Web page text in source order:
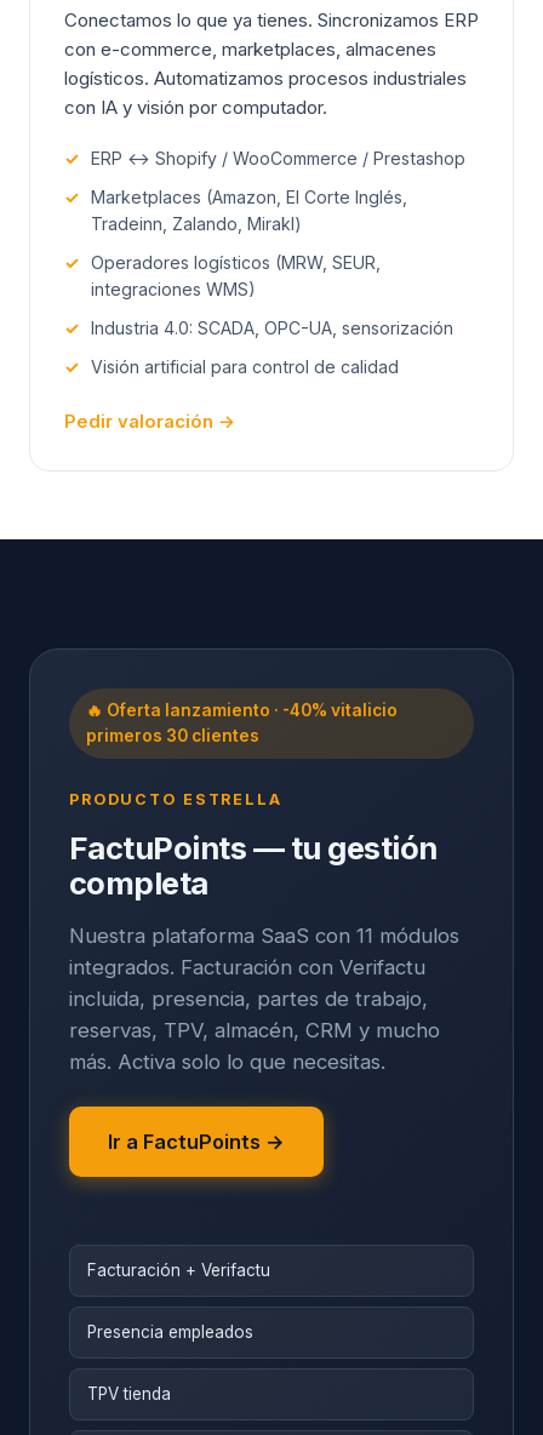
Conectamos lo que ya tienes. Sincronizamos ERP
con e-commerce, marketplaces, almacenes
logísticos. Automatizamos procesos industriales
con IA y visión por computador.
✓ ERP ↔ Shopify / WooCommerce / Prestashop
✓ Marketplaces (Amazon, El Corte Inglés,
Tradeinn, Zalando, Mirakl)
✓ Operadores logísticos (MRW, SEUR,
integraciones WMS)
✓ Industria 4.0: SCADA, OPC-UA, sensorización
✓ Visión artificial para control de calidad
Pedir valoración →
🔥 Oferta lanzamiento · -40% vitalicio
primeros 30 clientes
PRODUCTO ESTRELLA
FactuPoints — tu gestión
completa
Nuestra plataforma SaaS con 11 módulos
integrados. Facturación con Verifactu
incluida, presencia, partes de trabajo,
reservas, TPV, almacén, CRM y mucho
más. Activa solo lo que necesitas.
Ir a FactuPoints →
Facturación + Verifactu
Presencia empleados
TPV tienda